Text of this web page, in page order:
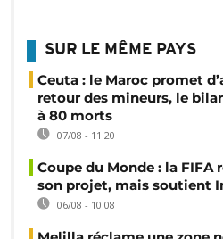
SUR LE MÊME PAYS
Ceuta : le Maroc promet
retour des mineurs, le
à 80 morts
07/08 - 11:20
Coupe du Monde : la FIFA
son projet, mais soutient
06/08 - 10:08